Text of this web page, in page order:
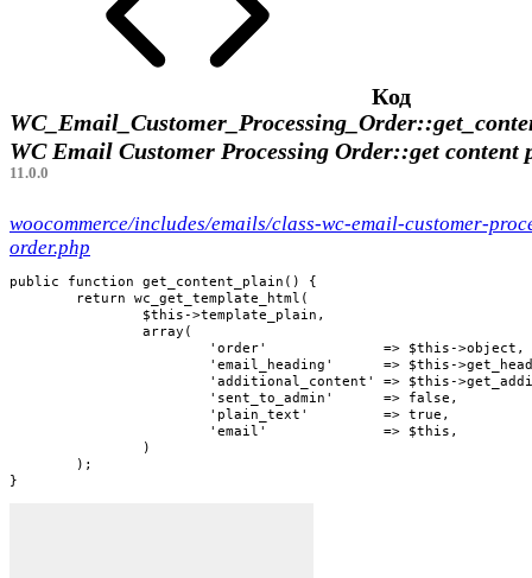
Код
WC Email Customer Processing Order::get
11.0.0
woocommerce/includes/emails/class-wc-email-customer-
order.php
public function get_content_plain() {
}